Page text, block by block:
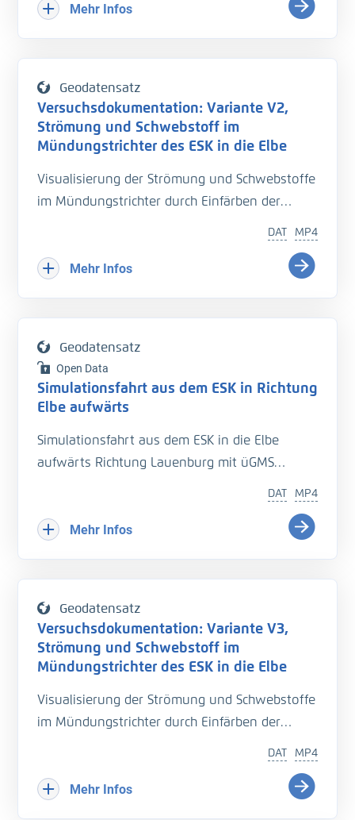
81,092 filtered datapoints (from an initial
Each wave event is linked to the ship and
nautical parameters responsible for its
generation. A more detailed metadata
the dataset.
Measurements in German Coastal Waterways
from 1998 to 2022 [Data set], DOI:https://doi.o
rg/10.48437/42c292-ebac3d
Data Descriptor Paper:
Seemann, A., Melling, G. Measurement of ship-
generated waves in German coastal
Mehr Infos
Geodatensatz
Versuchsdokumentation: Variante V2,
Strömung und Schwebstoff im
Mündungstrichter des ESK in die Elbe
Visualisierung der Strömung und Schwebstoffe
im Mündungstrichter durch Einfärben der
Variante V2, Mittelwasser
MP4
DAT
Mehr Infos
Geodatensatz
Open Data
Simulationsfahrt aus dem ESK in Richtung
Elbe aufwärts
Simulationsfahrt aus dem ESK in die Elbe
aufwärts Richtung Lauenburg mit üGMS
MP4
DAT
Mehr Infos
Geodatensatz
Versuchsdokumentation: Variante V3,
Strömung und Schwebstoff im
Mündungstrichter des ESK in die Elbe
Visualisierung der Strömung und Schwebstoffe
im Mündungstrichter durch Einfärben der
Variante V3, Hochwasser
MP4
DAT
Mehr Infos